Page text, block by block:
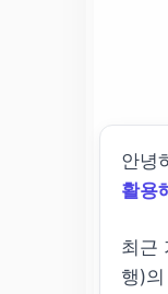
안녕
활용
최근
행)